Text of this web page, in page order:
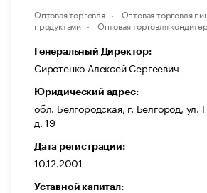
Оптовая торговля
Оптовая торговля
продуктами
Оптовая торговля
Генеральный Директор:
Сиротенко Алексей Сергеевич
Юридический адрес:
обл. Белгородская, г. Белгород,
д. 19
Дата регистрации:
10.12.2001
Уставной капитал: